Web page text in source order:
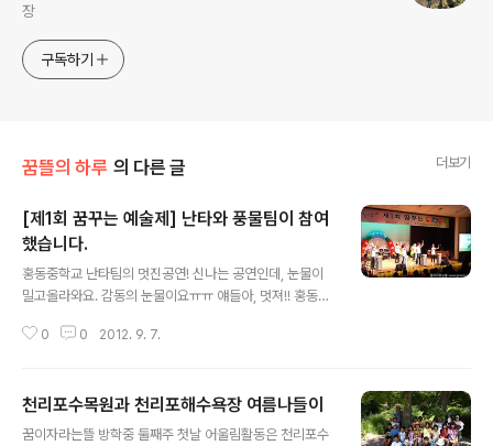
장
구독하기
꿈뜰의 하루 의 다른 글 더보기
[제1회 꿈꾸는 예술제] 난타와 풍물팀이 참여
했습니다.
홍동중학교 난타팀의 멋진공연! 신나는 공연인데, 눈물이
밀고올라와요. 감동의 눈물이요ㅠㅠ 얘들아, 멋져!! 홍동초
여주기위해 신경쓰는 모습도 없이, 스스로가 즐거워서 뛰
0 0 2012. 9. 7.
천리포수목원과 천리포해수욕장 여름나들이
꿈이자라는뜰 방학중 둘째주 첫날 어울림활동은 천리포수